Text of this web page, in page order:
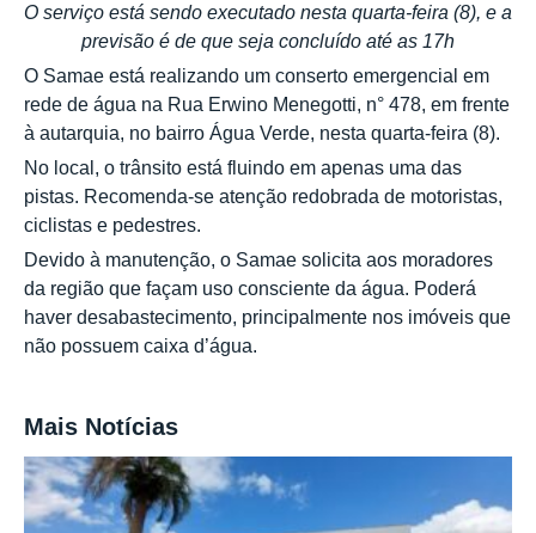
O serviço está sendo executado nesta quarta-feira (8), e a
previsão é de que seja concluído até as 17h
O Samae está realizando um conserto emergencial em
rede de água na Rua Erwino Menegotti, n° 478, em frente
à autarquia, no bairro Água Verde, nesta quarta-feira (8).
No local, o trânsito está fluindo em apenas uma das
pistas. Recomenda-se atenção redobrada de motoristas,
ciclistas e pedestres.
Devido à manutenção, o Samae solicita aos moradores
da região que façam uso consciente da água. Poderá
haver desabastecimento, principalmente nos imóveis que
não possuem caixa d’água.
Mais Notícias